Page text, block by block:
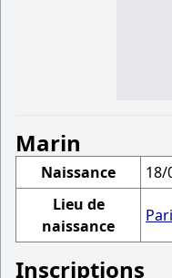
Marin
Naissance
18/
Lieu de
naissance
Inscriptions